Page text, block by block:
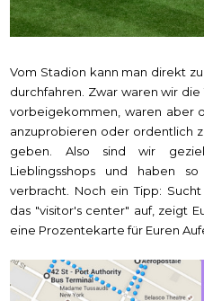
Vom Stadion kann man direkt
durchfahren. Zwar waren wir
vorbeigekommen, waren aber
anzuprobieren oder ordentlich
geben. Also sind wir
Lieblingsshops und haben
verbracht. Noch ein Tipp:
das "visitor's center" auf, zeigt
eine Prozentekarte für Euren